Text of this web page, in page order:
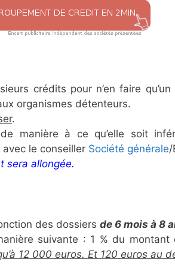
crédits pour n’en faire
organismes détenteurs.
.
manière à ce qu’elle soit
le conseiller Société générale/
sera allongée.
des dossiers de 6 mois à 8
suivante : 1 % du montant
12 000 euros. Et 120 euros au